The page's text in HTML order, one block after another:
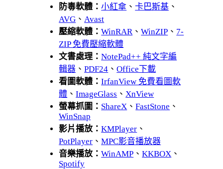
防毒軟體：小紅傘 、卡巴斯基 、
AVG 、 Avast
壓縮軟體：WinRAR 、WinZIP 、 7-
ZIP 免費壓縮軟體
文書處理：NotePad++ 純文字編
輯器 、PDF24 、Office下載
看圖軟體：IrfanView 免費看圖軟
體 、ImageGlass 、 XnView
螢幕抓圖： ShareX 、FastStone 、
WinSnap
影片播放：KMPlayer 、
PotPlayer 、MPC影音播放器
音樂播放：WinAMP 、KKBOX 、
Spotify